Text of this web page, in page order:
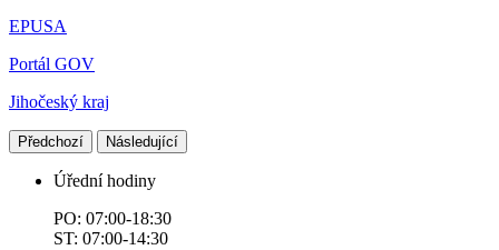
EPUSA
Portál GOV
Jihočeský kraj
Předchozí Následující
Úřední hodiny
PO: 07:00-18:30
ST: 07:00-14:30